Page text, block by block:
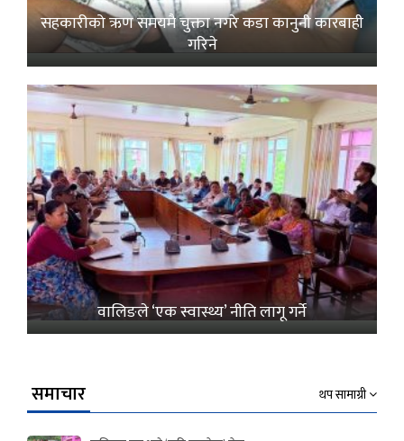
सहकारीको ऋण समयमै चुक्ता नगरे कडा कानुनी कारबाही
गरिने
वालिङले ‘एक स्वास्थ्य’ नीति लागू गर्ने
समाचार थप सामाग्री